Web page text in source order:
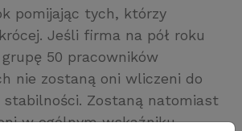
pomijając tych, którzy
Jeśli firma na pół roku
50 pracowników
nie zostaną oni wliczeni do
stabilności. Zostaną natomiast
w ogólnym wskaźniku